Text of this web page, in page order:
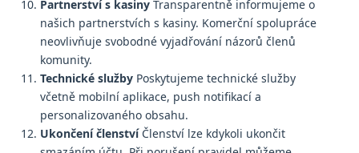
Partnerství s kasinyTransparentně informujeme o
našich partnerstvích s kasiny. Komerční spolupráce
neovlivňuje svobodné vyjadřování názorů členů
komunity.
Technické službyPoskytujeme technické služby
včetně mobilní aplikace, push notifikací a
personalizovaného obsahu.
Ukončení členstvíČlenství lze kdykoli ukončit